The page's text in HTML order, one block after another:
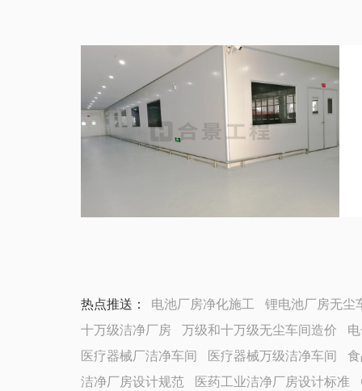
热点推送： 电池厂房净化施工
锂电池厂房无尘
十万级洁净厂房
万级和十万级无尘车间造价
医疗器械厂洁净车间
医疗器械万级洁净车间
洁净厂房设计规范
医药工业洁净厂房设计标准